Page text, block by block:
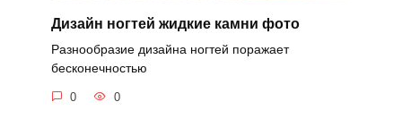
Дизайн ногтей жидкие камни фото
Разнообразие дизайна ногтей поражает
бесконечностью
0 0